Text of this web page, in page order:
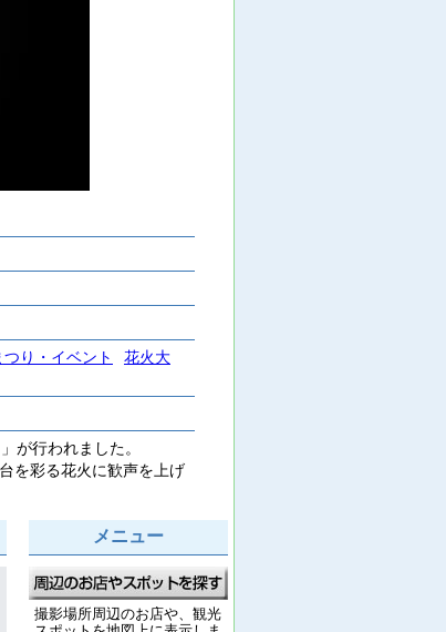
つり・イベント
花火大
が行われました。
を彩る花火に歓声を上げ
メニュー
撮影場所周辺のお店や、観光